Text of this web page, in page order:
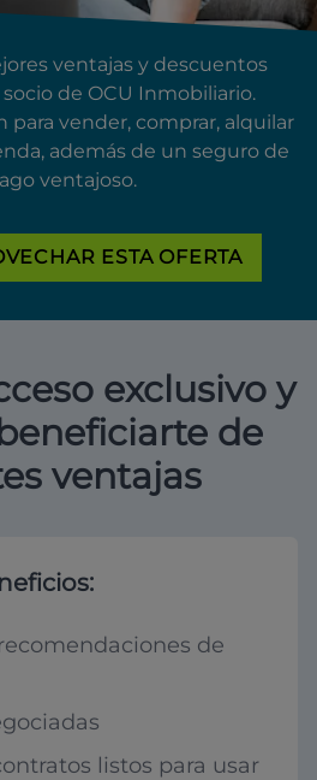
ventajas y descuentos
de OCU Inmobiliario.
para vender, comprar, alquilar
además de un seguro de
ventajoso.
ESTA OFERTA
exclusivo y
de
ventajas
de
listos para usar